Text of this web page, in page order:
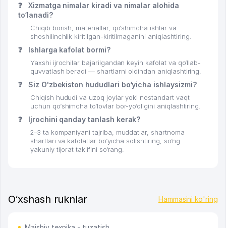
❓
Xizmatga nimalar kiradi va nimalar alohida
to‘lanadi?
Chiqib borish, materiallar, qo‘shimcha ishlar va
shoshilinchlik kiritilgan-kiritilmaganini aniqlashtiring.
❓ Ishlarga kafolat bormi?
Yaxshi ijrochilar bajarilgandan keyin kafolat va qo‘llab-
quvvatlash beradi — shartlarni oldindan aniqlashtiring.
❓ Siz O'zbekiston hududlari bo‘yicha ishlaysizmi?
Chiqish hududi va uzoq joylar yoki nostandart vaqt
uchun qo‘shimcha to‘lovlar bor-yo‘qligini aniqlashtiring.
❓ Ijrochini qanday tanlash kerak?
2–3 ta kompaniyani tajriba, muddatlar, shartnoma
shartlari va kafolatlar bo‘yicha solishtiring, so‘ng
yakuniy tijorat taklifini so‘rang.
O‘xshash ruknlar Hammasini ko'ring